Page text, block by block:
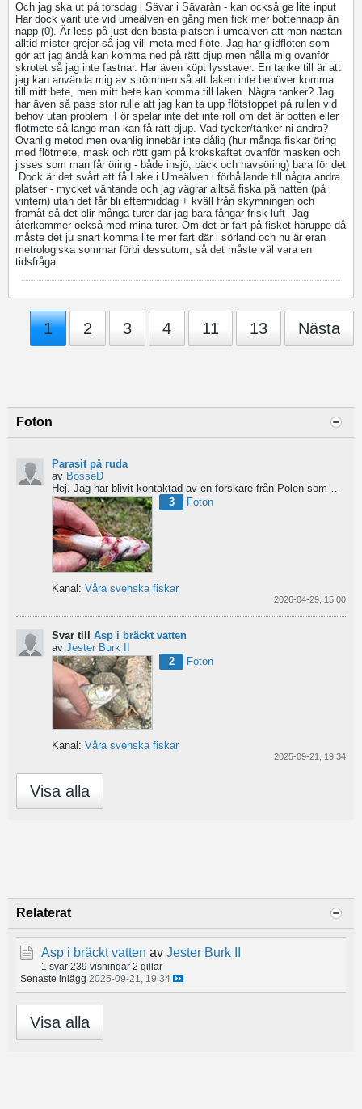
Och jag ska ut på torsdag i Sävar i Sävarån - kan också ge lite input
Har dock varit ute vid umeälven en gång men fick mer bottennapp än
napp (0). Är less på just den bästa platsen i umeälven att man nästan
alltid mister grejor så jag vill meta med flöte. Jag har glidflöten som
gör att jag ändå kan komma ned på rätt djup men hålla mig ovanför
skrotet så jag inte fastnar. Har även köpt lysstaver. En tanke till är att
jag kan använda mig av strömmen så att laken inte behöver komma
till mitt bete, men mitt bete kan komma till laken. Några tanker? Jag
har även så pass stor rulle att jag kan ta upp flötstoppet på rullen vid
behov utan problem
För spelar inte det inte roll om det är botten eller
flötmete så länge man kan få rätt djup. Vad tycker/tänker ni andra?
Ovanlig metod men ovanlig innebär inte dålig (hur många fiskar öring
med flötmete, mask och rött garn på krokskaftet ovanför masken och
jisses som man får öring - både insjö, bäck och havsöring) bara för det
Dock är det svårt att få Lake i Umeälven i förhållande till några andra
platser - mycket väntande och jag vägrar alltså fiska på natten (på
vintern) utan det får bli eftermiddag + kväll från skymningen och
framåt så det blir många turer där jag bara fångar frisk luft Jag
återkommer också med mina turer. Om det är fart på fisket häruppe då
måste det ju snart komma lite mer fart där i sörland och nu är eran
metrologiska sommar förbi dessutom, så det måste väl vara en
tidsfråga
1 2 3 4 11 13 Nästa
Foton
Parasit på ruda
av BosseD
Hej, Jag har blivit kontaktad av en forskare från Polen som är på jakt efter material av...
3
Foton
Kanal: Våra svenska fiskar
2026-04-29, 15:00
Svar till Asp i bräckt vatten
av Jester Burk II
2
Foton
Kanal: Våra svenska fiskar
2025-09-21, 19:34
Visa alla
Relaterat
Asp i bräckt vatten av Jester Burk II
1 svar 239 visningar 2 gillar
Senaste inlägg 2025-09-21, 19:34
Visa alla